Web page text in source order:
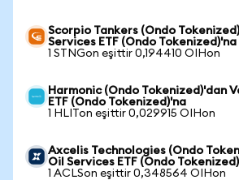
Scorpio Tankers (Ondo
Services ETF (Ondo Tokenized)'na
1 STNGon eşittir 0,194410 OIHon
Harmonic (Ondo Tokenized)'dan
ETF (Ondo Tokenized)'na
1 HLITon eşittir 0,029915 OIHon
Axcelis Technologies (Ondo
Oil Services ETF (Ondo
1 ACLSon eşittir 0,348564 OIHon